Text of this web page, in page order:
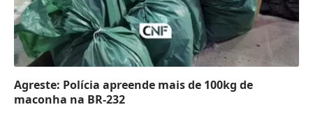
Agreste: Polícia apreende mais de 100kg de
maconha na BR-232